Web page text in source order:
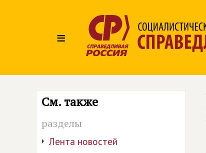
≡
См. также
разделы
Лента новостей